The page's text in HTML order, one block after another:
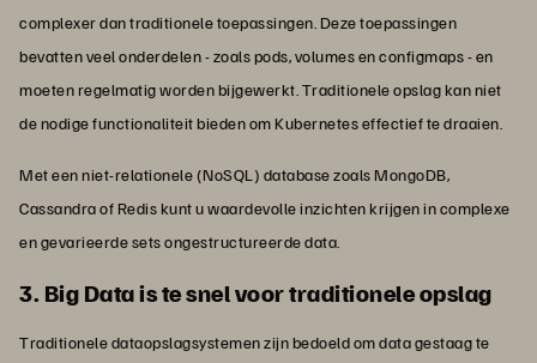
complexer dan traditionele toepassingen. Deze toepassingen
bevatten veel onderdelen - zoals pods, volumes en configmaps - en
moeten regelmatig worden bijgewerkt. Traditionele opslag kan niet
de nodige functionaliteit bieden om Kubernetes effectief te draaien.
Met een niet-relationele (NoSQL) database zoals MongoDB,
Cassandra of Redis kunt u waardevolle inzichten krijgen in complexe
en gevarieerde sets ongestructureerde data.
3. Big Data is te snel voor traditionele opslag
Traditionele dataopslagsystemen zijn bedoeld om data gestaag te